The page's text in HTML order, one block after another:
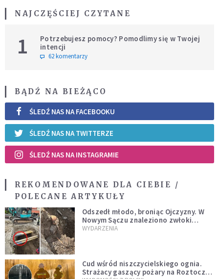
NAJCZĘŚCIEJ CZYTANE
1
Potrzebujesz pomocy? Pomodlimy się w Twojej
intencji
62 komentarzy
BĄDŹ NA BIEŻĄCO
ŚLEDŹ NAS NA FACEBOOKU
ŚLEDŹ NAS NA TWITTERZE
ŚLEDŹ NAS NA INSTAGRAMIE
REKOMENDOWANE DLA CIEBIE /
POLECANE ARTYKUŁY
Odszedł młodo, broniąc Ojczyzny. W
Nowym Sączu znaleziono zwłoki
mężczyzny z czasów potopu
WYDARZENIA
Cud wśród niszczycielskiego ognia.
Strażacy gaszący pożary na Roztoczu